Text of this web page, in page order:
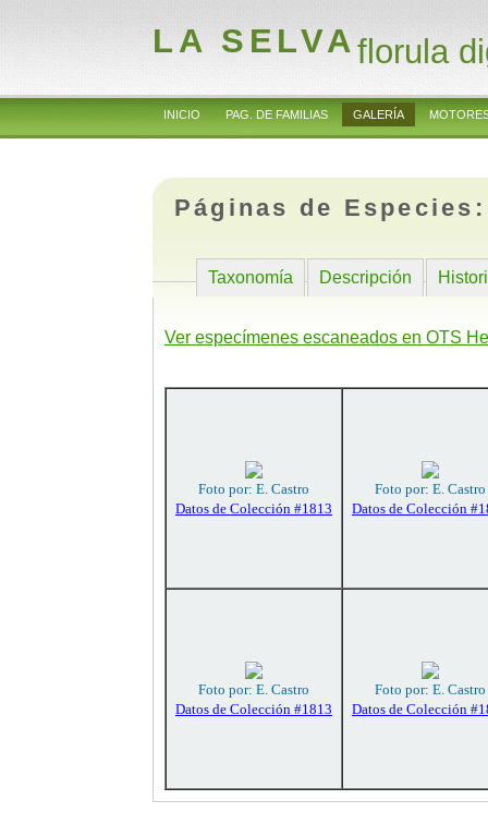
LA SELVAflorula
INICIO PAG. DE FAMILIAS GALERÍA
Páginas de
Taxonomía Descripción
Ver especímenes escaneados en OTS
Foto por: E. Castro
Datos de Colección #1813
Foto por: E. Castro
Datos de Colección
Foto por: E. Castro
Datos de Colección #1813
Foto por: E. Castro
Datos de Colección